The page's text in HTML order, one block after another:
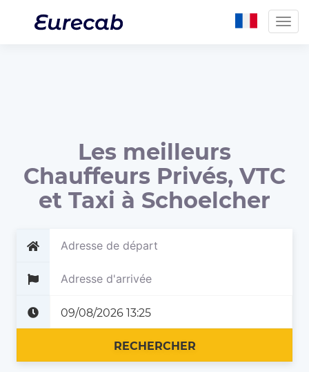
Les meilleurs
Chauffeurs Privés, VTC
et Taxi à Schoelcher
RECHERCHER